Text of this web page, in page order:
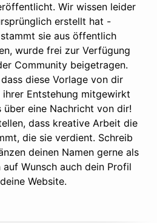
Wir wissen leider
erstellt hat -
sie aus öffentlich
wurde frei zur Verfügung
Community beigetragen.
diese Vorlage von dir
Entstehung mitgewirkt
über eine Nachricht von dir!
dass kreative Arbeit die
die sie verdient. Schreib
deinen Namen gerne als
Wunsch auch dein Profil
Website.